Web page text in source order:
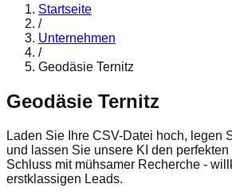
Startseite
/
Unternehmen
/
Geodäsie Ternitz
Geodäsie Ternitz
Laden Sie Ihre CSV-Datei hoch, legen
und lassen Sie unsere KI den perfekten
Schluss mit mühsamer Recherche -
erstklassigen Leads.